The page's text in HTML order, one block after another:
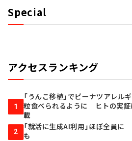
Special
アクセスランキング
1
「うんこ移植」でピーナツアレル
粒食べられるように ヒトの実
載
2
「就活に生成AI利用」ほぼ全員
も